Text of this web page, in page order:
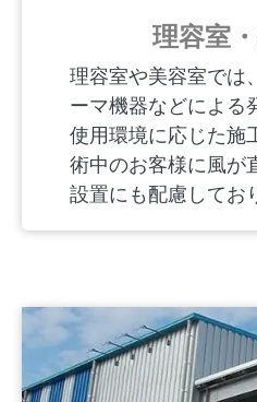
理容室
理容室や美容室では
ーマ機器などによる
使用環境に応じた施
術中のお客様に風が
設置にも配慮してお